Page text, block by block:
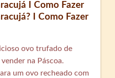
I Como Fazer
I Como Fazer
ovo trufado de
na Páscoa.
um ovo recheado com